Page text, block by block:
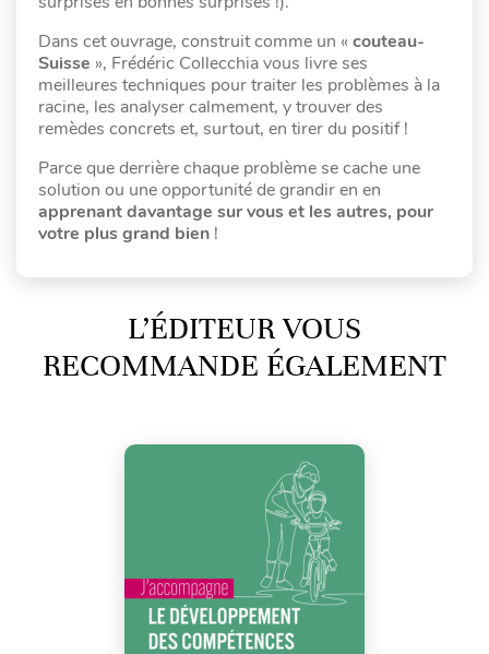
Dans cet ouvrage, construit comme un « couteau-
Suisse », Frédéric Collecchia vous livre ses
meilleures techniques pour traiter les problèmes à la
racine, les analyser calmement, y trouver des
remèdes concrets et, surtout, en tirer du positif !
Parce que derrière chaque problème se cache une
solution ou une opportunité de grandir en en
apprenant davantage sur vous et les autres, pour
votre plus grand bien !
L’ÉDITEUR VOUS
RECOMMANDE ÉGALEMENT